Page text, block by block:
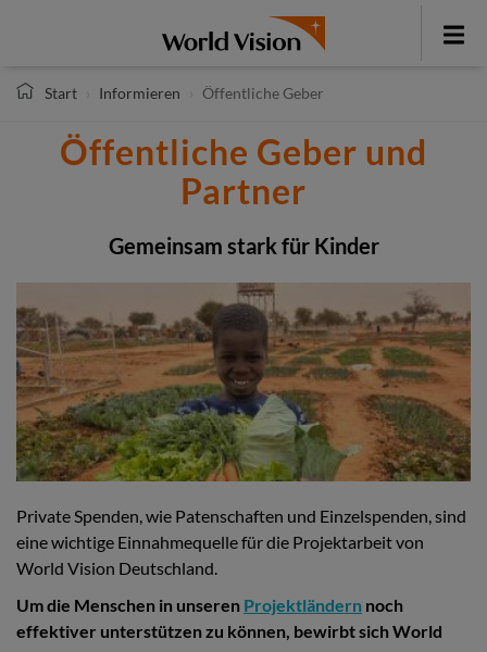
Toggle
Start
Informieren Öffentliche Geber
Öffentliche Geber und
Partner
Gemeinsam stark für Kinder
Private Spenden, wie Patenschaften und Einzelspenden, sind
eine wichtige Einnahmequelle für die Projektarbeit von
World Vision Deutschland.
Um die Menschen in unseren Projektländern noch
effektiver unterstützen zu können, bewirbt sich World